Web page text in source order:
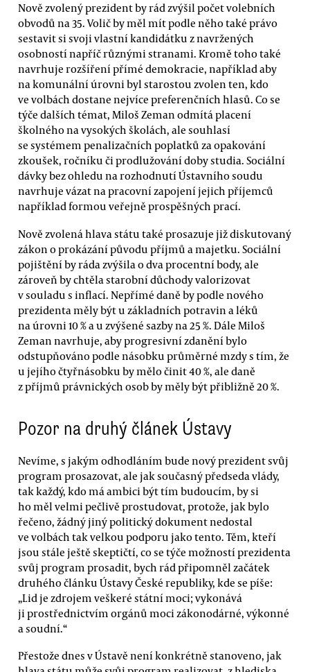
Nově zvolený prezident by rád zvýšil počet volebních
obvodů na 35. Volič by měl mít podle něho také právo
sestavit si svoji vlastní kandidátku z navržených
osobností napříč různými stranami. Kromě toho také
navrhuje rozšíření přímé demokracie, například aby
na komunální úrovni byl starostou zvolen ten, kdo
ve volbách dostane nejvíce preferenčních hlasů. Co se
týče dalších témat, Miloš Zeman odmítá placení
školného na vysokých školách, ale souhlasí
se systémem penalizačních poplatků za opakování
zkoušek, ročníku či prodlužování doby studia. Sociální
dávky bez ohledu na rozhodnutí Ústavního soudu
navrhuje vázat na pracovní zapojení jejich příjemců
například formou veřejně prospěšných prací.
Nově zvolená hlava státu také prosazuje již diskutovaný
zákon o prokázání původu příjmů a majetku. Sociální
pojištění by ráda zvýšila o dva procentní body, ale
zároveň by chtěla starobní důchody valorizovat
v souladu s inflací. Nepřímé daně by podle nového
prezidenta měly být u základních potravin a léků
na úrovni 10 % a u zvýšené sazby na 25 %. Dále Miloš
Zeman navrhuje, aby progresivní zdanění bylo
odstupňováno podle násobku průměrné mzdy s tím, že
u jejího čtyřnásobku by mělo činit 40 %, ale daně
z příjmů právnických osob by měly být přibližně 20 %.
Pozor na druhý článek Ústavy
Nevíme, s jakým odhodláním bude nový prezident svůj
program prosazovat, ale jak současný předseda vlády,
tak každý, kdo má ambici být tím budoucím, by si
ho měl velmi pečlivě prostudovat, protože, jak bylo
řečeno, žádný jiný politický dokument nedostal
ve volbách tak velkou podporu jako tento. Těm, kteří
jsou stále ještě skeptičtí, co se týče možností prezidenta
svůj program prosadit, bych rád připomněl začátek
druhého článku Ústavy České republiky, kde se píše:
„Lid je zdrojem veškeré státní moci; vykonává
ji prostřednictvím orgánů moci zákonodárné, výkonné
a soudní.“
Přestože dnes v Ústavě není konkrétně stanoveno, jak